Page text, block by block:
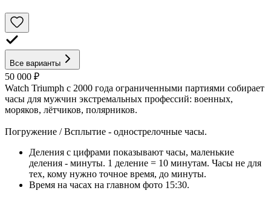
Все варианты
50 000 ₽
Watch Triumph с 2000 года ограниченными партиями собирает
часы для мужчин экстремальных профессий: военных,
моряков, лётчиков, полярников.
Погружение / Всплытие - однострелочные часы.
Деления с цифрами показывают часы, маленькие
деления - минуты. 1 деление = 10 минутам. Часы не для
тех, кому нужно точное время, до минуты.
Время на часах на главном фото 15:30.